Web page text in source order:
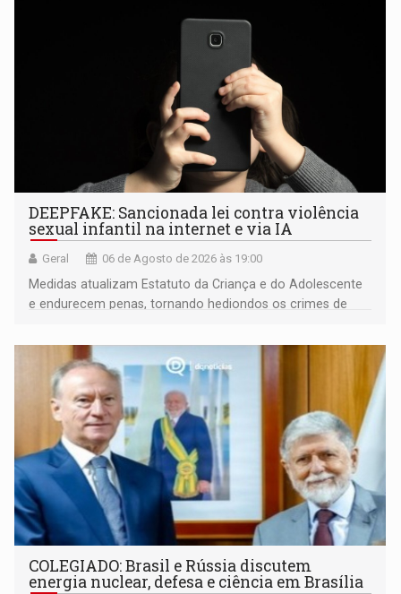
DEEPFAKE: Sancionada lei contra violência
sexual infantil na internet e via IA
Geral 06 de Agosto de 2026 às 19:00
Medidas atualizam Estatuto da Criança e do Adolescente
e endurecem penas, tornando hediondos os crimes de
COLEGIADO: Brasil e Rússia discutem
energia nuclear, defesa e ciência em Brasília